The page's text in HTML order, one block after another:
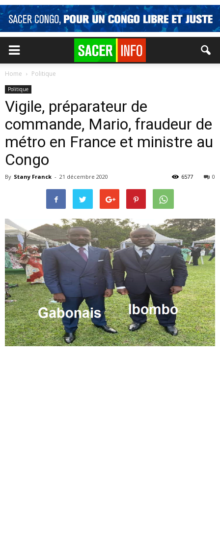
Home Politique
Politique
Vigile, préparateur de
commande, Mario, fraudeur de
métro en France et ministre au
Congo
By Stany Franck - 21 décembre 2020 0
6577